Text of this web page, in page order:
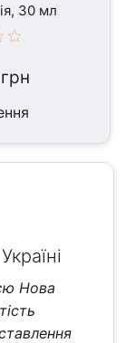
30 мл
грн
Нова